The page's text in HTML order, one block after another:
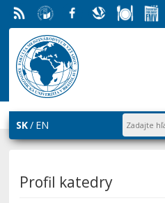
RSS EU v
Bratislave
FacebookSlovenská
SK EN
Profil katedry